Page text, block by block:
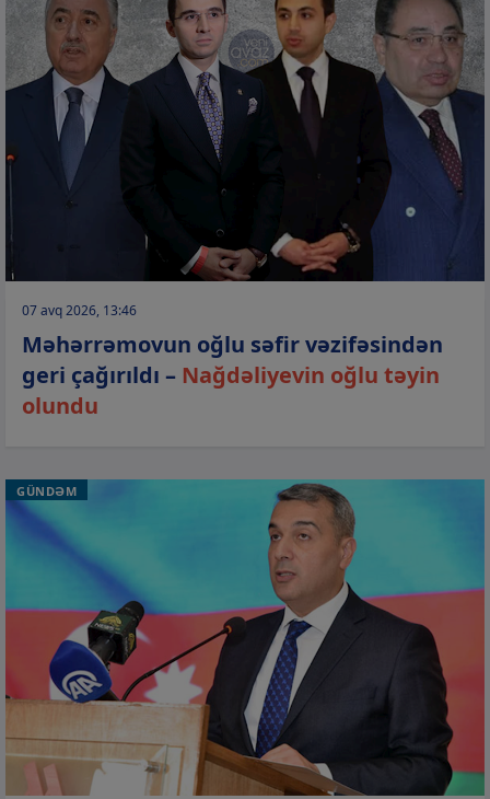
07 avq 2026, 13:46
Məhərrəmovun oğlu səfir vəzifəsindən
geri çağırıldı – Nağdəliyevin oğlu təyin
olundu
GÜNDƏM